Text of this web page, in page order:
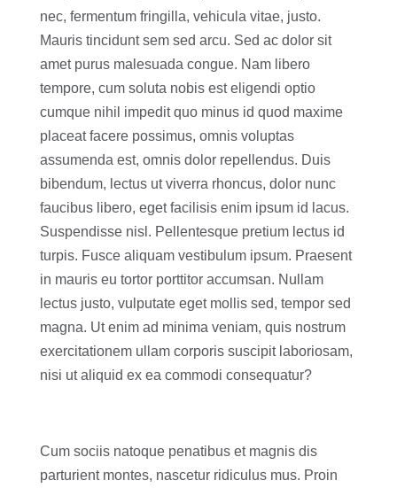
nec, fermentum fringilla, vehicula vitae, justo.
Mauris tincidunt sem sed arcu. Sed ac dolor sit
amet purus malesuada congue. Nam libero
tempore, cum soluta nobis est eligendi optio
cumque nihil impedit quo minus id quod maxime
placeat facere possimus, omnis voluptas
assumenda est, omnis dolor repellendus. Duis
bibendum, lectus ut viverra rhoncus, dolor nunc
faucibus libero, eget facilisis enim ipsum id lacus.
Suspendisse nisl. Pellentesque pretium lectus id
turpis. Fusce aliquam vestibulum ipsum. Praesent
in mauris eu tortor porttitor accumsan. Nullam
lectus justo, vulputate eget mollis sed, tempor sed
magna. Ut enim ad minima veniam, quis nostrum
exercitationem ullam corporis suscipit laboriosam,
nisi ut aliquid ex ea commodi consequatur?
Cum sociis natoque penatibus et magnis dis
parturient montes, nascetur ridiculus mus. Proin